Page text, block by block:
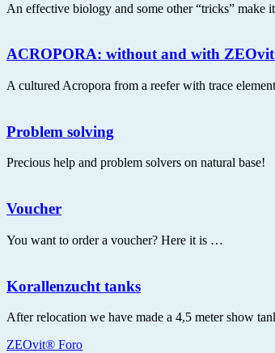
An effective biology and some other “tricks” make
ACROPORA: without and with
A cultured Acropora from a reefer with trace
Problem solving
Precious help and problem solvers on natural base!
Voucher
You want to order a voucher? Here it is …
Korallenzucht tanks
After relocation we have made a 4,5 meter show
ZEOvit® Foro